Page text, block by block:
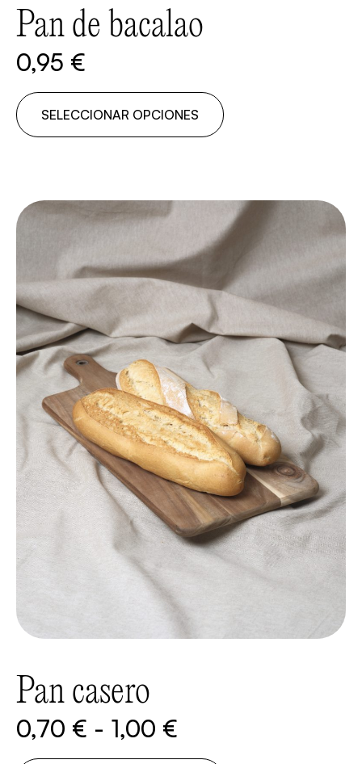
Pan de bacalao
0,95 €
SELECCIONAR OPCIONES
Pan casero
0,70 € - 1,00 €